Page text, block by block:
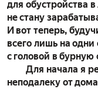
для обустройства
не стану
И вот теперь,
всего лишь на одни
с головой в
Для начала я
неподалеку от